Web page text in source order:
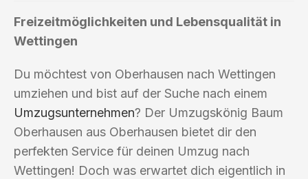
Freizeitmöglichkeiten und Lebensqualität in
Wettingen
Du möchtest von Oberhausen nach Wettingen
umziehen und bist auf der Suche nach einem
Umzugsunternehmen? Der Umzugskönig Baum
Oberhausen aus Oberhausen bietet dir den
perfekten Service für deinen Umzug nach
Wettingen! Doch was erwartet dich eigentlich in